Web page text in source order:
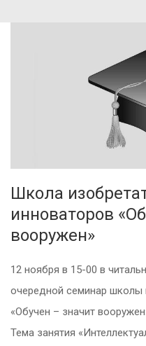
Школа
инноваторов
вооружен»
12 ноября в 15-00 в
очередной семинар школы
«Обучен – значит
Тема занятия